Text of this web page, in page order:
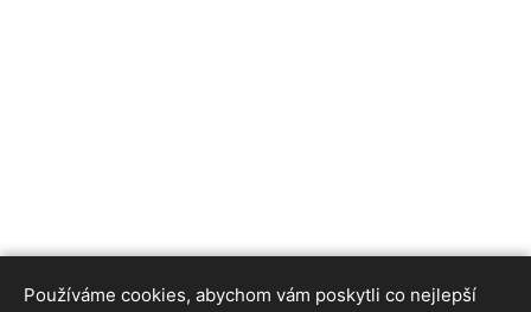
Používáme cookies, abychom vám poskytli co nejlepší